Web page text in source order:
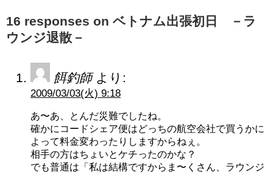
16 responses on ベトナム出張初日 －ラ
ウンジ退散－
餌釣師 より:
2009/03/03(火) 9:18
あ〜あ、とんだ災難でしたね。
確かにコードシェア便はどっちの航空会社で買うかに
よって料金変わったりしますからねぇ。
相手の方はちょいとケチったのかな？
でも普通は「私は結構ですからま〜くさん、ラウンジ